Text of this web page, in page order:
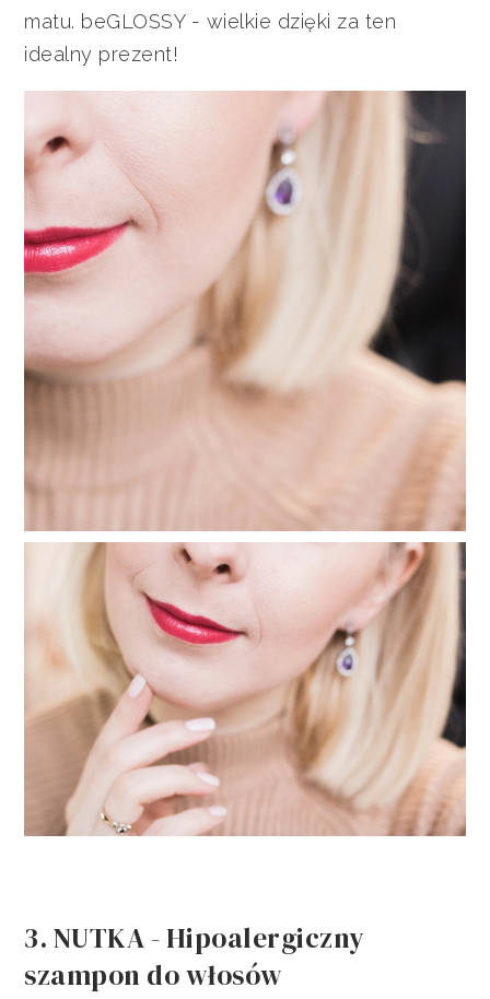
matu. beGLOSSY - wielkie dzięki za ten
idealny prezent!
3. NUTKA - Hipoalergiczny
szampon do włosów